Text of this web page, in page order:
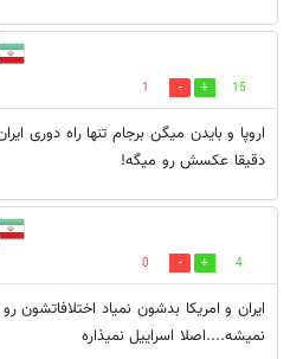
15
1
اروپا و بایدن میگن برجام تنها راه
دقیقا عکسش رو میگه!
4
0
ایران و امریکا بدشون نمیاد اختلافاتشون
نمیشه....اصلا اسراییل نمیذاره